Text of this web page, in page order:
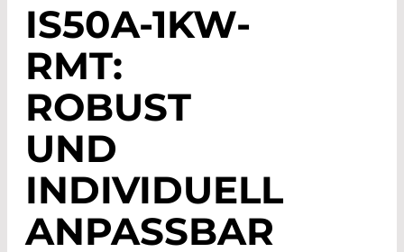
IS50A-1KW-
RMT:
ROBUST
UND
INDIVIDUELL
ANPASSBAR